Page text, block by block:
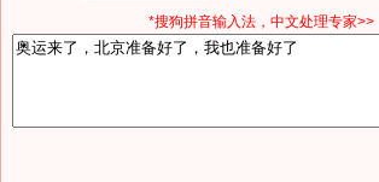
*搜狗拼音输入法，中文处理专家>>